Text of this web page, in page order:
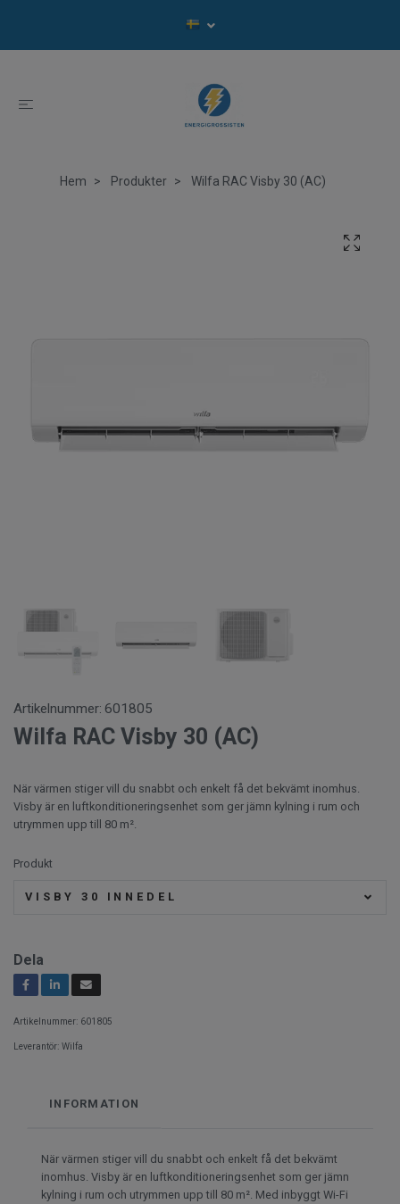
Hem Produkter Wilfa RAC Visby 30 (AC)
Artikelnummer: 601805
Wilfa RAC Visby 30 (AC)
När värmen stiger vill du snabbt och enkelt få det bekvämt inomhus.
Visby är en luftkonditioneringsenhet som ger jämn kylning i rum och
utrymmen upp till 80 m².
Produkt
VISBY 30 INNEDEL
Dela
Artikelnummer: 601805
Leverantör: Wilfa
INFORMATION
När värmen stiger vill du snabbt och enkelt få det bekvämt
inomhus. Visby är en luftkonditioneringsenhet som ger jämn
kylning i rum och utrymmen upp till 80 m². Med inbyggt Wi-Fi